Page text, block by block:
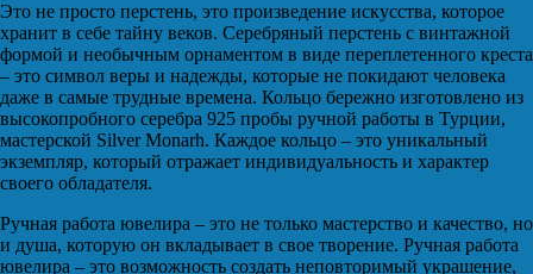
Это не просто перстень, это произведение искусства, которое
хранит в себе тайну веков. Серебряный перстень с винтажной
формой и необычным орнаментом в виде переплетенного креста
– это символ веры и надежды, которые не покидают человека
даже в самые трудные времена. Кольцо бережно изготовлено из
высокопробного серебра 925 пробы ручной работы в Турции,
мастерской Silver Monarh. Каждое кольцо – это уникальный
экземпляр, который отражает индивидуальность и характер
своего обладателя.
Ручная работа ювелира – это не только мастерство и качество, но
и душа, которую он вкладывает в свое творение. Ручная работа
ювелира – это возможность создать неповторимый украшение,